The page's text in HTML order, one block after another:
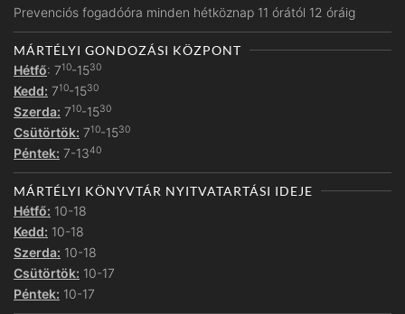
Prevenciós fogadóóra minden hétköznap 11 órától 12 óráig
MÁRTÉLYI GONDOZÁSI KÖZPONT
Hétfő: 710-1530
Kedd: 710-1530
Szerda: 710-1530
Csütörtök: 710-1530
Péntek: 7-1340
MÁRTÉLYI KÖNYVTÁR NYITVATARTÁSI IDEJE
Hétfő: 10-18
Kedd: 10-18
Szerda: 10-18
Csütörtök: 10-17
Péntek: 10-17